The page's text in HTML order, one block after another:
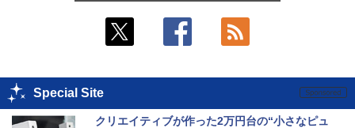
Special Site
クリエイティブが作った2万円台の“小さなピュ